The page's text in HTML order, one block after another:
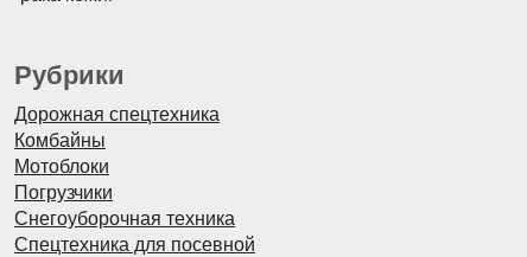
Рубрики
Дорожная спецтехника
Комбайны
Мотоблоки
Погрузчики
Снегоуборочная техника
Спецтехника для посевной